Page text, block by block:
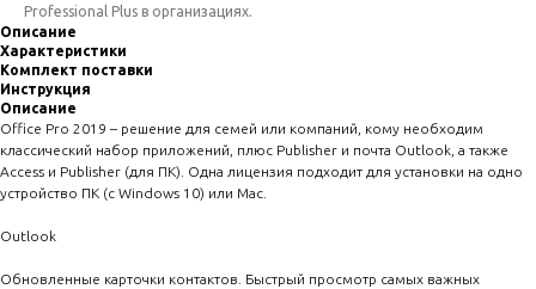
Professional Plus в организациях.
Описание
Характеристики
Комплект поставки
Инструкция
Описание
Office Pro 2019 – решение для семей или компаний, кому необходим
классический набор приложений, плюс Publisher и почта Outlook, а также
Access и Publisher (для ПК). Одна лицензия подходит для установки на одно
устройство ПК (с Windows 10) или Mac.
Outlook
Обновленные карточки контактов. Быстрый просмотр самых важных